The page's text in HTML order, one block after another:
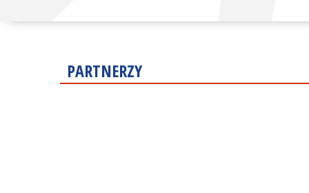
PARTNERZY